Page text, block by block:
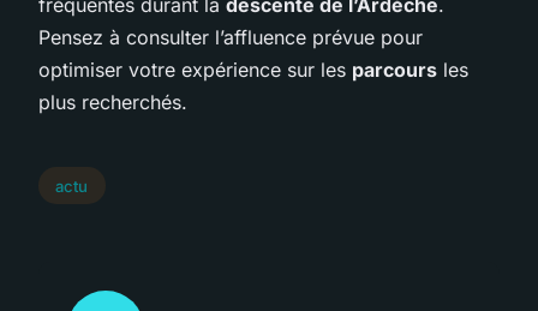
Pensez à consulter l’affluence prévue pour
optimiser votre expérience sur les parcours les
plus recherchés.
actu